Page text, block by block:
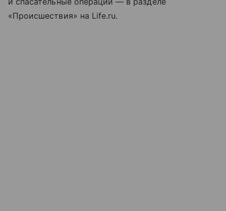
«Происшествия» на Life.ru.